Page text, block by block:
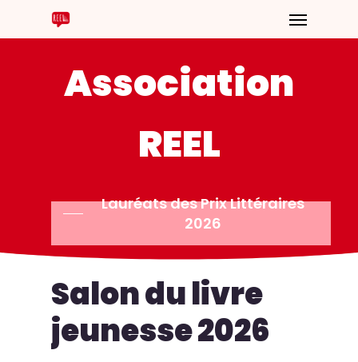
Association
REEL
Lauréats des Prix Littéraires
2026
Salondulivre
jeunesse2026